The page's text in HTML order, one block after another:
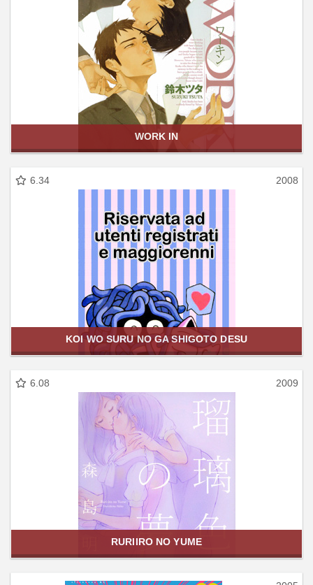
WORK IN
6.34 2008
KOI WO SURU NO GA SHIGOTO DESU
6.08 2009
RURIIRO NO YUME